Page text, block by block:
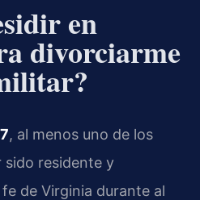
en
divorciarme
, al menos uno de los
sido residente y
de Virginia durante al